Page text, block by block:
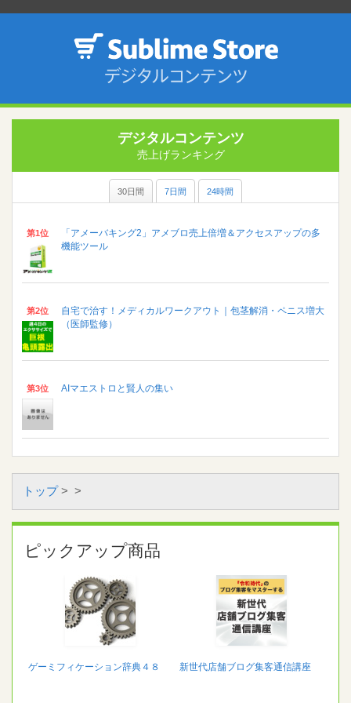
デジタルコンテンツ
売上げランキング
30日間 7日間 24時間
第1位
「アメーバキング2」アメブロ売上倍増＆アクセスアップの多
機能ツール
第2位
自宅で治す！メディカルワークアウト｜包茎解消・ペニス増大
（医師監修）
第3位 AIマエストロと賢人の集い
トップ> >
ピックアップ商品
ゲーミフィケーション辞典４８ 新世代店舗ブログ集客通信講座